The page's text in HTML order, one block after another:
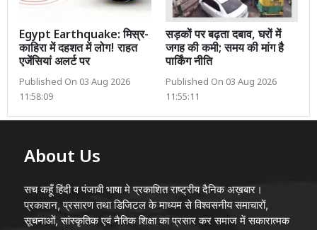
Egypt Earthquake: मिस्र-
काहिरा में दहशत में लोग! राहत
एजेंसियां अलर्ट पर
Published On 03 Aug 2026
11:58:09
सड़कों पर बढ़ता दबाव, घरों में
जगह की कमी; समय की मांग है
पार्किंग नीति
Published On 03 Aug 2026
11:55:11
About Us
सच कहूँ हिंदी व पंजाबी भाषा मे प्रकाशित राष्ट्रीय दैनिक अख़बार।
प्रकाशन, प्रसारण तथा डिजिटल के माध्यम से विश्वसनीय समाचारों,
सूचनाओं, सांस्कृतिक एवं नैतिक शिक्षा का प्रसार कर समाज में सकारात्मक